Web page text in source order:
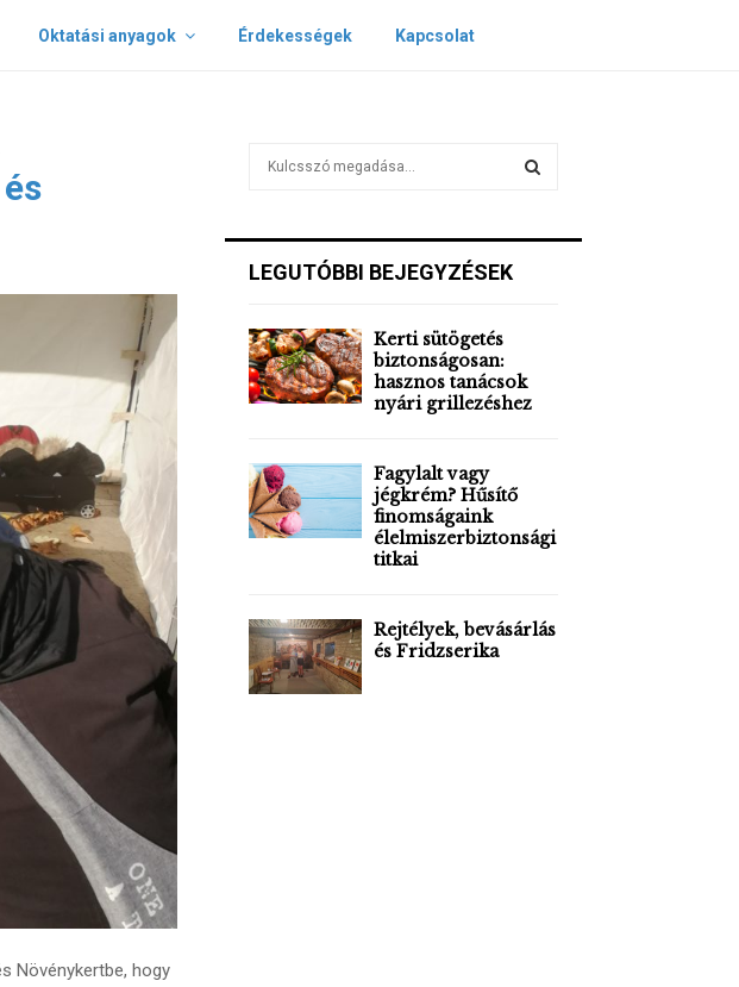
Oktatási anyagok Érdekességek Kapcsolat
Növénykertbe, hogy
h
o
r
:
C
LEGUTÓBBI BEJEGYZÉSEK
Kerti sütögetés
biztonságosan:
hasznos tanácsok
nyári grillezéshez
Fagylalt vagy
jégkrém? Hűsítő
finomságaink
élelmiszerbiztonsági
titkai
Rejtélyek, bevásárlás
és Fridzserika